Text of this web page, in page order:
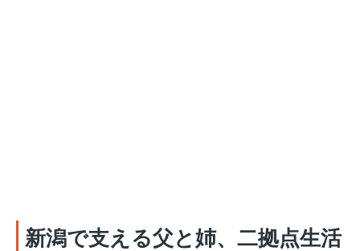
新潟で支える父と姉、二拠点生活